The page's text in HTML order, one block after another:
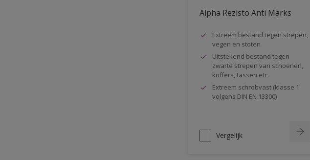
Alpha Rezisto Anti Marks
Extreem bestand tegen strepen,
vegen en stoten
Uitstekend bestand tegen
zwarte strepen van schoenen,
koffers, tassen etc.
Extreem schrobvast (klasse 1
volgens DIN EN 13300)
Vergelijk